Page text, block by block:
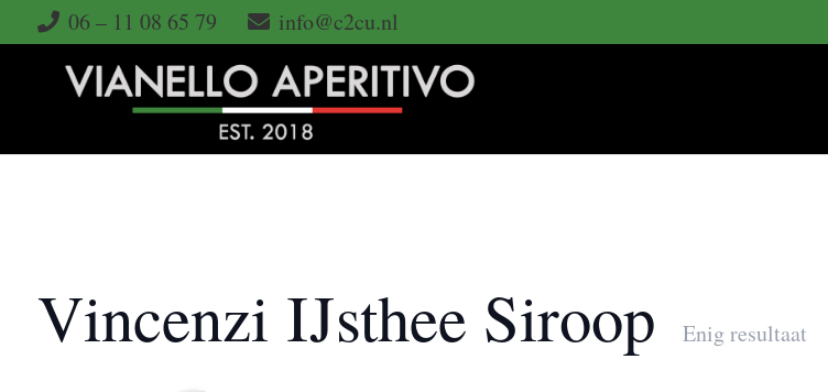
06 – 11 08 65 79 info@c2cu.nl
Vincenzi IJsthee Siroop Enig resultaat